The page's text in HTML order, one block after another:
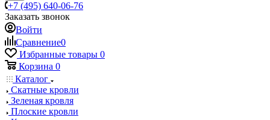
+7 (495) 640-06-76
Заказать звонок
Войти
Сравнение0
Избранные товары 0
Корзина 0
Каталог
Скатные кровли
Зеленая кровля
Плоские кровли